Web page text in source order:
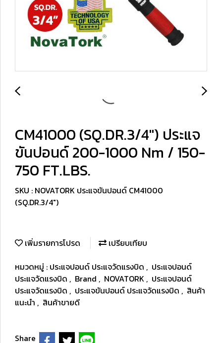
CM41000 (SQ.DR.3/4") ประแจ
ขันปอนด์ 200-1000 Nm / 150-
750 FT.LBS.
SKU : NOVATORK ประแจขันปอนด์ CM41000
(SQ.DR.3/4")
เพิ่มรายการโปรด
เปรียบเทียบ
หมวดหมู่ : ประแจปอนด์ ประแจวัดแรงบิด , ประแจปอนด์
ประแจวัดแรงบิด , Brand , NOVATORK , ประแจปอนด์
ประแจวัดแรงบิด , ประแจขันปอนด์ ประแจวัดแรงบิด , สินค้า
แนะนำ , สินค้าขายดี
Share